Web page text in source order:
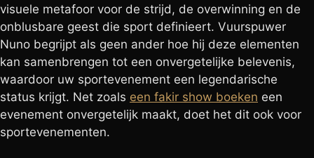
visuele metafoor voor de strijd, de overwinning en de
onblusbare geest die sport definieert. Vuurspuwer
Nuno begrijpt als geen ander hoe hij deze elementen
kan samenbrengen tot een onvergetelijke belevenis,
waardoor uw sportevenement een legendarische
status krijgt. Net zoals een fakir show boeken een
evenement onvergetelijk maakt, doet het dit ook voor
sportevenementen.